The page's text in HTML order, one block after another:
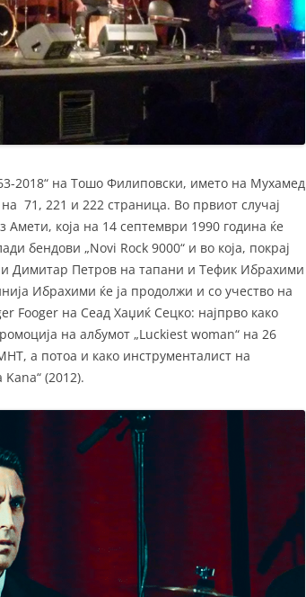
2018“ на Тошо Филиповски, името на Мухамед
71, 221 и 222 страница. Во првиот случај
која на 14 септември 1990 година ќе
бендови „Novi Rock 9000“ и во која, покрај
Димитар Петров на тапани и Тефик Ибрахими
Ибрахими ќе ја продолжи и со учество на
Fooger на Сеад Хаџиќ Сецко: најпрво како
на албумот „Luckiest woman“ на 26
а потоа и како инструменталист на
(2012).